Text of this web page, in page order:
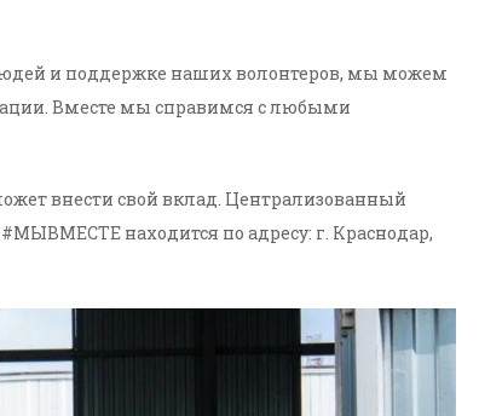
и поддержке наших волонтеров, мы можем
Вместе мы справимся с любыми
внести свой вклад. Централизованный
находится по адресу: г. Краснодар,